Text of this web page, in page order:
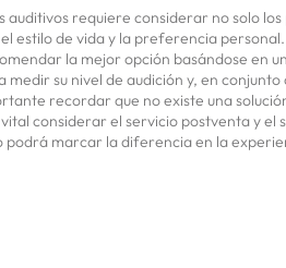
requiere considerar no solo
estilo de vida y la preferencia
la mejor opción basándose en
su nivel de audición y, en
recordar que no existe una
considerar el servicio postventa y
podrá marcar la diferencia en la